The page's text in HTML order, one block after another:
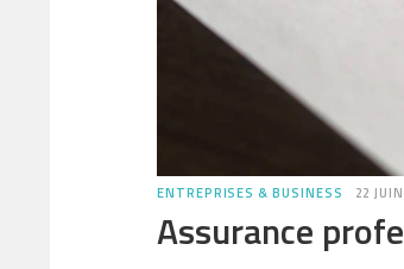
ENTREPRISES & BUSINESS 22
Assurance